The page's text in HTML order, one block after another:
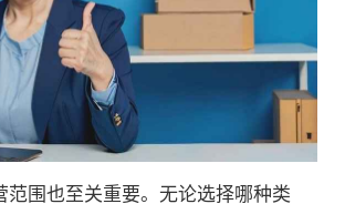
范围也至关重要。无论选择哪种类